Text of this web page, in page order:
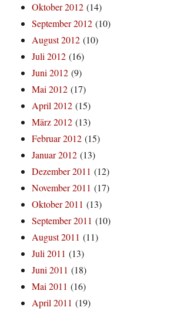
Oktober 2012 (14)
September 2012 (10)
August 2012 (10)
Juli 2012 (16)
Juni 2012 (9)
Mai 2012 (17)
April 2012 (15)
März 2012 (13)
Februar 2012 (15)
Januar 2012 (13)
Dezember 2011 (12)
November 2011 (17)
Oktober 2011 (13)
September 2011 (10)
August 2011 (11)
Juli 2011 (13)
Juni 2011 (18)
Mai 2011 (16)
April 2011 (19)